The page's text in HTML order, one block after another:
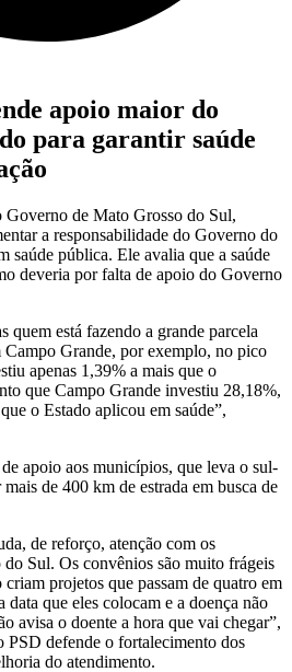
apoio maior do
para garantir saúde
de Mato Grosso do Sul,
a responsabilidade do Governo do
saúde pública. Ele avalia que a saúde
deveria por falta de apoio do Governo
quem está fazendo a grande parcela
Grande, por exemplo, no pico
apenas 1,39% a mais que o
que Campo Grande investiu 28,18%,
o Estado aplicou em saúde”,
apoio aos municípios, que leva o sul-
mais de 400 km de estrada em busca de
de reforço, atenção com os
Sul. Os convênios são muito frágeis
projetos que passam de quatro em
data que eles colocam e a doença não
avisa o doente a hora que vai chegar”,
defende o fortalecimento dos
do atendimento.